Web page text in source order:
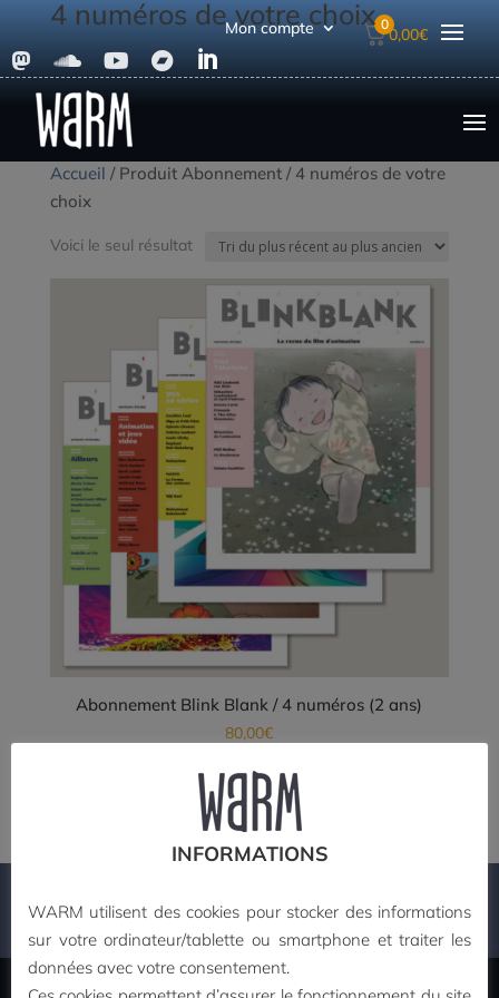
Mon compte 00,00€
    
Accueil / Produit Abonnement / 4 numéros de votre
choix
4 numéros de votre choix
Voici le seul résultat
Abonnement Blink Blank / 4 numéros (2 ans)
80,00€
Choix des options
PAIEMENT SECURISE
INFORMATIONS
WARM utilisent des cookies pour stocker des informations
sur votre ordinateur/tablette ou smartphone et traiter les
données avec votre consentement.